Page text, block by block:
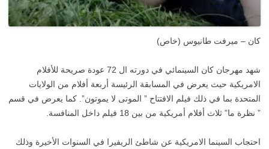
كان – ميرفت طانيوس (خاص)
شهد مهرجان كان السينمائي في دورته ال 72 عودة صريحة للأفلام
الامريكية حيث يعرض في المسابقة الرئيسة أربعة أفلام من الولايات
المتحدة بما في ذلك فيلم الافتتاح ” الموتى لا يموتون”. كما يعرض في قسم
” نظرة ما” ثلاث أفلام أمريكية من بين 18 فيلم داخل المنافسة.
احتجاب السينما الامريكية عن شاطئ الريفيرا في السنوات الأخيرة وذلك